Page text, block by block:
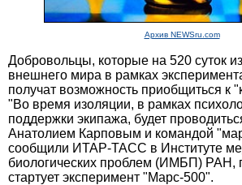
Архив NEWSru.com
Добровольцы, которые на 520 суток
внешнего мира в рамках
получат возможность приобщиться к
"Во время изоляции, в рамках
поддержки экипажа, будет
Анатолием Карповым и командой
сообщили ИТАР-ТАСС в Институте
биологических проблем (ИМБП) РАН,
стартует эксперимент "Марс-500".